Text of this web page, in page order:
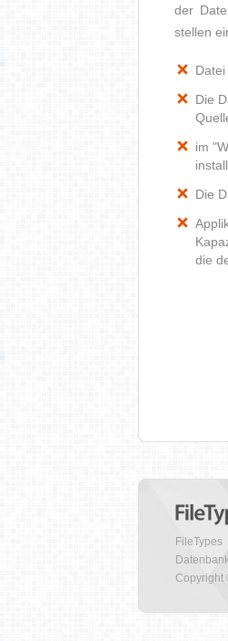
der
stellen
Die
im
Die
die
FileTypes
Copyright